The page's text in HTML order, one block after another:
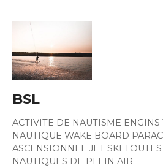
BSL
ACTIVITE DE NAUTISME ENGINS
NAUTIQUE WAKE BOARD
ASCENSIONNEL JET SKI
NAUTIQUES DE PLEIN AIR